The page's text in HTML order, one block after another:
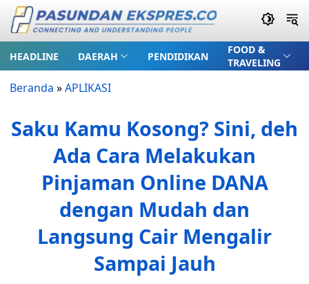
HEADLINE DAERAH PENDIDIKAN
FOOD &
TRAVELING
Beranda »APLIKASI
Saku Kamu Kosong? Sini, deh
Ada Cara Melakukan
Pinjaman Online DANA
dengan Mudah dan
Langsung Cair Mengalir
Sampai Jauh